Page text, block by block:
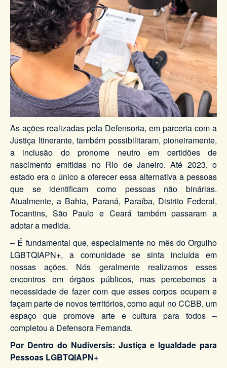
As ações realizadas pela Defensoria, em parceria com a
Justiça Itinerante, também possibilitaram, pioneiramente,
a inclusão do pronome neutro em certidões de
nascimento emitidas no Rio de Janeiro. Até 2023, o
estado era o único a oferecer essa alternativa a pessoas
que se identificam como pessoas não binárias.
Atualmente, a Bahia, Paraná, Paraíba, Distrito Federal,
Tocantins, São Paulo e Ceará também passaram a
adotar a medida.
– É fundamental que, especialmente no mês do Orgulho
LGBTQIAPN+, a comunidade se sinta incluída em
nossas ações. Nós geralmente realizamos esses
encontros em órgãos públicos, mas percebemos a
necessidade de fazer com que esses corpos ocupem e
façam parte de novos territórios, como aqui no CCBB, um
espaço que promove arte e cultura para todos –
completou a Defensora Fernanda.
Por Dentro do Nudiversis: Justiça e Igualdade para
Pessoas LGBTQIAPN+